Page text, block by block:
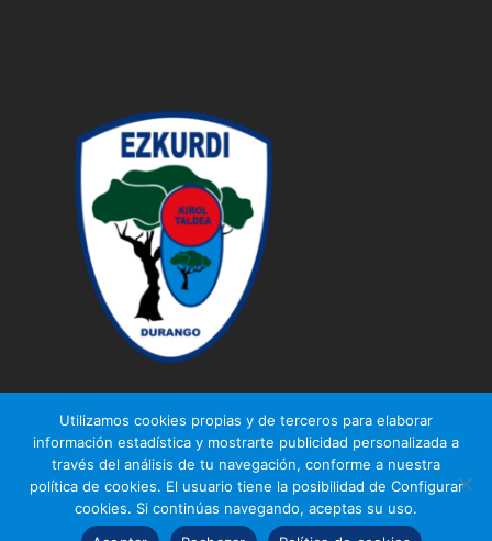
© Ezkurdi KT
Aviso legal | Política de privacidad Política de cookies
Utilizamos cookies propias y de terceros para elaborar
información estadística y mostrarte publicidad personalizada a
través del análisis de tu navegación, conforme a nuestra
política de cookies. El usuario tiene la posibilidad de Configurar
cookies. Si continúas navegando, aceptas su uso.